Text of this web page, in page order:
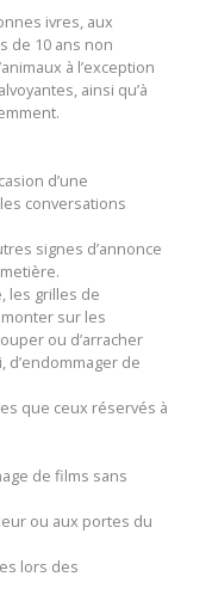
ivres, aux
de 10 ans non
à l’exception
ainsi qu’à
d’une
conversations
signes d’annonce
les grilles de
sur les
ou d’arracher
d’endommager de
que ceux réservés à
de films sans
ou aux portes du
lors des